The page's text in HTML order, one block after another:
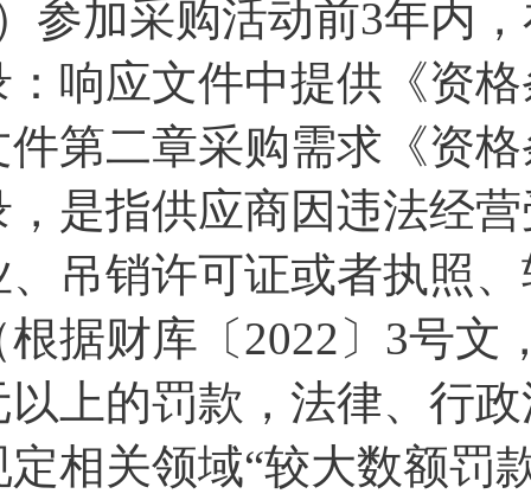
参加采购活动前3年内
：响应文件中提供《资
件第二章采购需求《资
，是指供应商因违法经
、吊销许可证或者执照
根据财库〔2022〕3号文
以上的罚款，法律、行
定相关领域“较大数额罚